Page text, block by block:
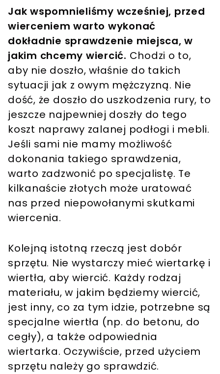
Jak wspomnieliśmy wcześniej, przed
wierceniem warto wykonać
dokładnie sprawdzenie miejsca, w
jakim chcemy wiercić. Chodzi o to,
aby nie doszło, właśnie do takich
sytuacji jak z owym mężczyzną. Nie
dość, że doszło do uszkodzenia rury, to
jeszcze najpewniej doszły do tego
koszt naprawy zalanej podłogi i mebli.
Jeśli sami nie mamy możliwość
dokonania takiego sprawdzenia,
warto zadzwonić po specjalistę. Te
kilkanaście złotych może uratować
nas przed niepowołanymi skutkami
wiercenia.
Kolejną istotną rzeczą jest dobór
sprzętu. Nie wystarczy mieć wiertarkę i
wiertła, aby wiercić. Każdy rodzaj
materiału, w jakim będziemy wiercić,
jest inny, co za tym idzie, potrzebne są
specjalne wiertła (np. do betonu, do
cegły), a także odpowiednia
wiertarka. Oczywiście, przed użyciem
sprzętu należy go sprawdzić.